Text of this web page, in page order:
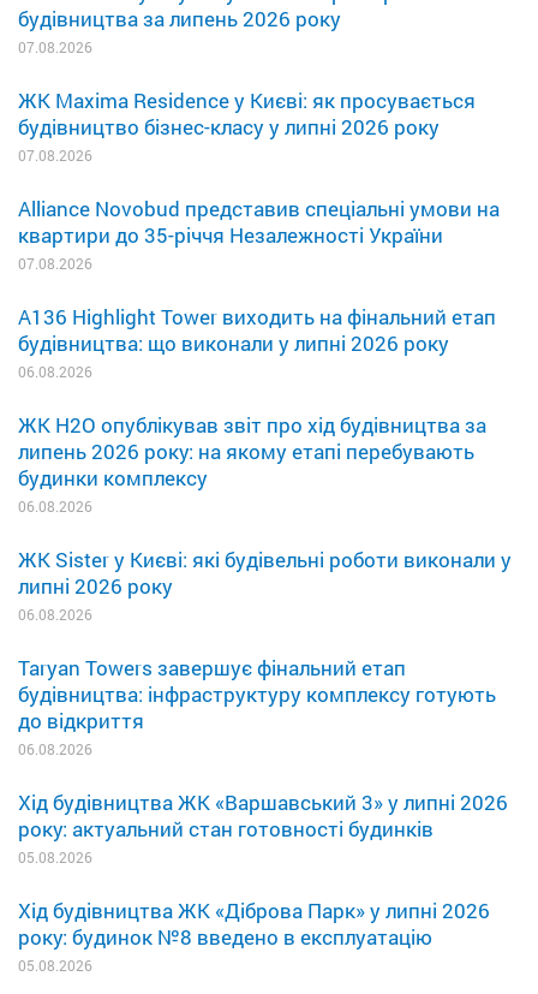
будівництва за липень 2026 року
07.08.2026
ЖК Maxima Residence у Києві: як просувається
будівництво бізнес-класу у липні 2026 року
07.08.2026
Alliance Novobud представив спеціальні умови на
квартири до 35-річчя Незалежності України
07.08.2026
A136 Highlight Tower виходить на фінальний етап
будівництва: що виконали у липні 2026 року
06.08.2026
ЖК H2O опублікував звіт про хід будівництва за
липень 2026 року: на якому етапі перебувають
будинки комплексу
06.08.2026
ЖК Sister у Києві: які будівельні роботи виконали у
липні 2026 року
06.08.2026
Taryan Towers завершує фінальний етап
будівництва: інфраструктуру комплексу готують
до відкриття
06.08.2026
Хід будівництва ЖК «Варшавський 3» у липні 2026
року: актуальний стан готовності будинків
05.08.2026
Хід будівництва ЖК «Діброва Парк» у липні 2026
року: будинок №8 введено в експлуатацію
05.08.2026